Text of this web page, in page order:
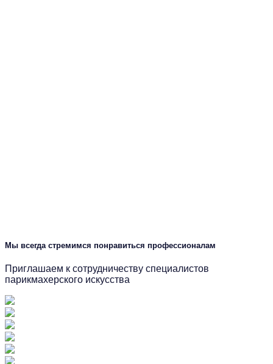
Мы всегда стремимся понравиться профессионалам
Приглашаем к сотрудничеству специалистов
парикмахерского искусства